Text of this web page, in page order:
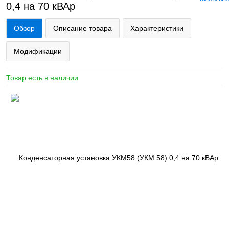
0,4 на 70 кВАр
Обзор Описание товара Характеристики
Модификации
Товар есть в наличии